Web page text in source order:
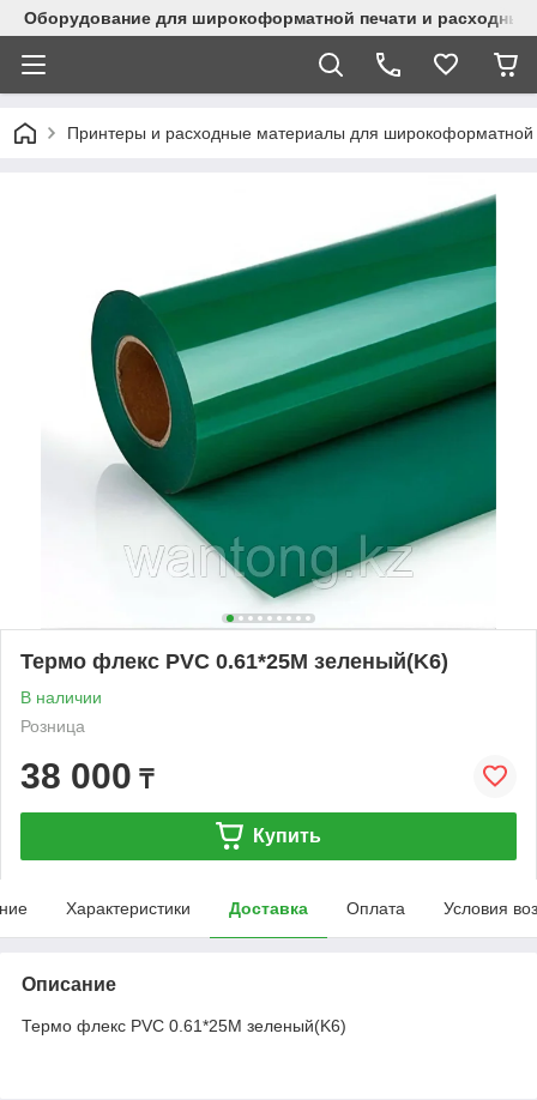
Оборудование для широкоформатной печати и
Принтеры и расходные материалы для широкоформатной
Термо флекс PVC 0.61*25M зеленый(K6)
В наличии
Розница
38 000 ₸
Купить
Характеристики Доставка Оплата Условия
Описание
Термо флекс PVC 0.61*25M зеленый(K6)